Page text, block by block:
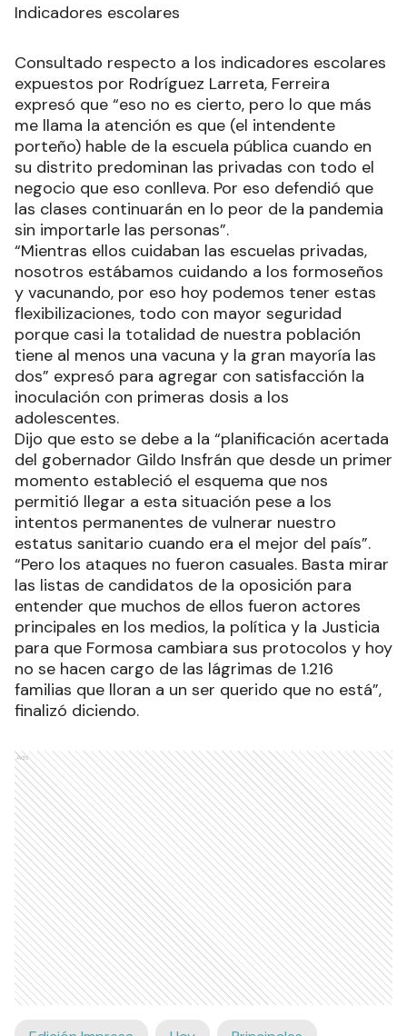
Indicadores escolares
Consultado respecto a los indicadores escolares
expuestos por Rodríguez Larreta, Ferreira
expresó que “eso no es cierto, pero lo que más
me llama la atención es que (el intendente
porteño) hable de la escuela pública cuando en
su distrito predominan las privadas con todo el
negocio que eso conlleva. Por eso defendió que
las clases continuarán en lo peor de la pandemia
sin importarle las personas”.
“Mientras ellos cuidaban las escuelas privadas,
nosotros estábamos cuidando a los formoseños
y vacunando, por eso hoy podemos tener estas
flexibilizaciones, todo con mayor seguridad
porque casi la totalidad de nuestra población
tiene al menos una vacuna y la gran mayoría las
dos” expresó para agregar con satisfacción la
inoculación con primeras dosis a los
adolescentes.
Dijo que esto se debe a la “planificación acertada
del gobernador Gildo Insfrán que desde un primer
momento estableció el esquema que nos
permitió llegar a esta situación pese a los
intentos permanentes de vulnerar nuestro
estatus sanitario cuando era el mejor del país”.
“Pero los ataques no fueron casuales. Basta mirar
las listas de candidatos de la oposición para
entender que muchos de ellos fueron actores
principales en los medios, la política y la Justicia
para que Formosa cambiara sus protocolos y hoy
no se hacen cargo de las lágrimas de 1.216
familias que lloran a un ser querido que no está”,
finalizó diciendo.
Ads